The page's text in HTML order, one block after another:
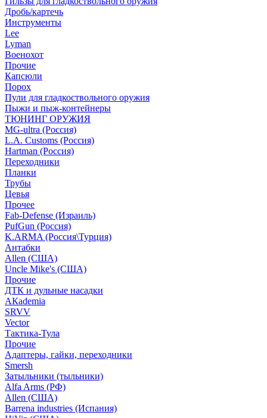
Дробь/картечь
Инструменты
Lee
Lyman
Военохот
Прочие
Капсюли
Порох
Пули для гладкоствольного оружия
Пыжи и пыж-контейнеры
ТЮНИНГ ОРУЖИЯ
MG-ultra (Россия)
L.A. Customs (Россия)
Hartman (Россия)
Переходники
Планки
Трубы
Цевья
Прочее
Fab-Defense (Израиль)
PufGun (Россия)
K.ARMA (Россия\Турция)
Антабки
Allen (США)
Uncle Mike's (США)
Прочие
ДТК и дульные насадки
АКademia
SRVV
Vector
Тактика-Тула
Прочие
Адаптеры, гайки, переходники
Smersh
Затыльники (тыльники)
Alfa Arms (РФ)
Allen (США)
Barrena industries (Испания)